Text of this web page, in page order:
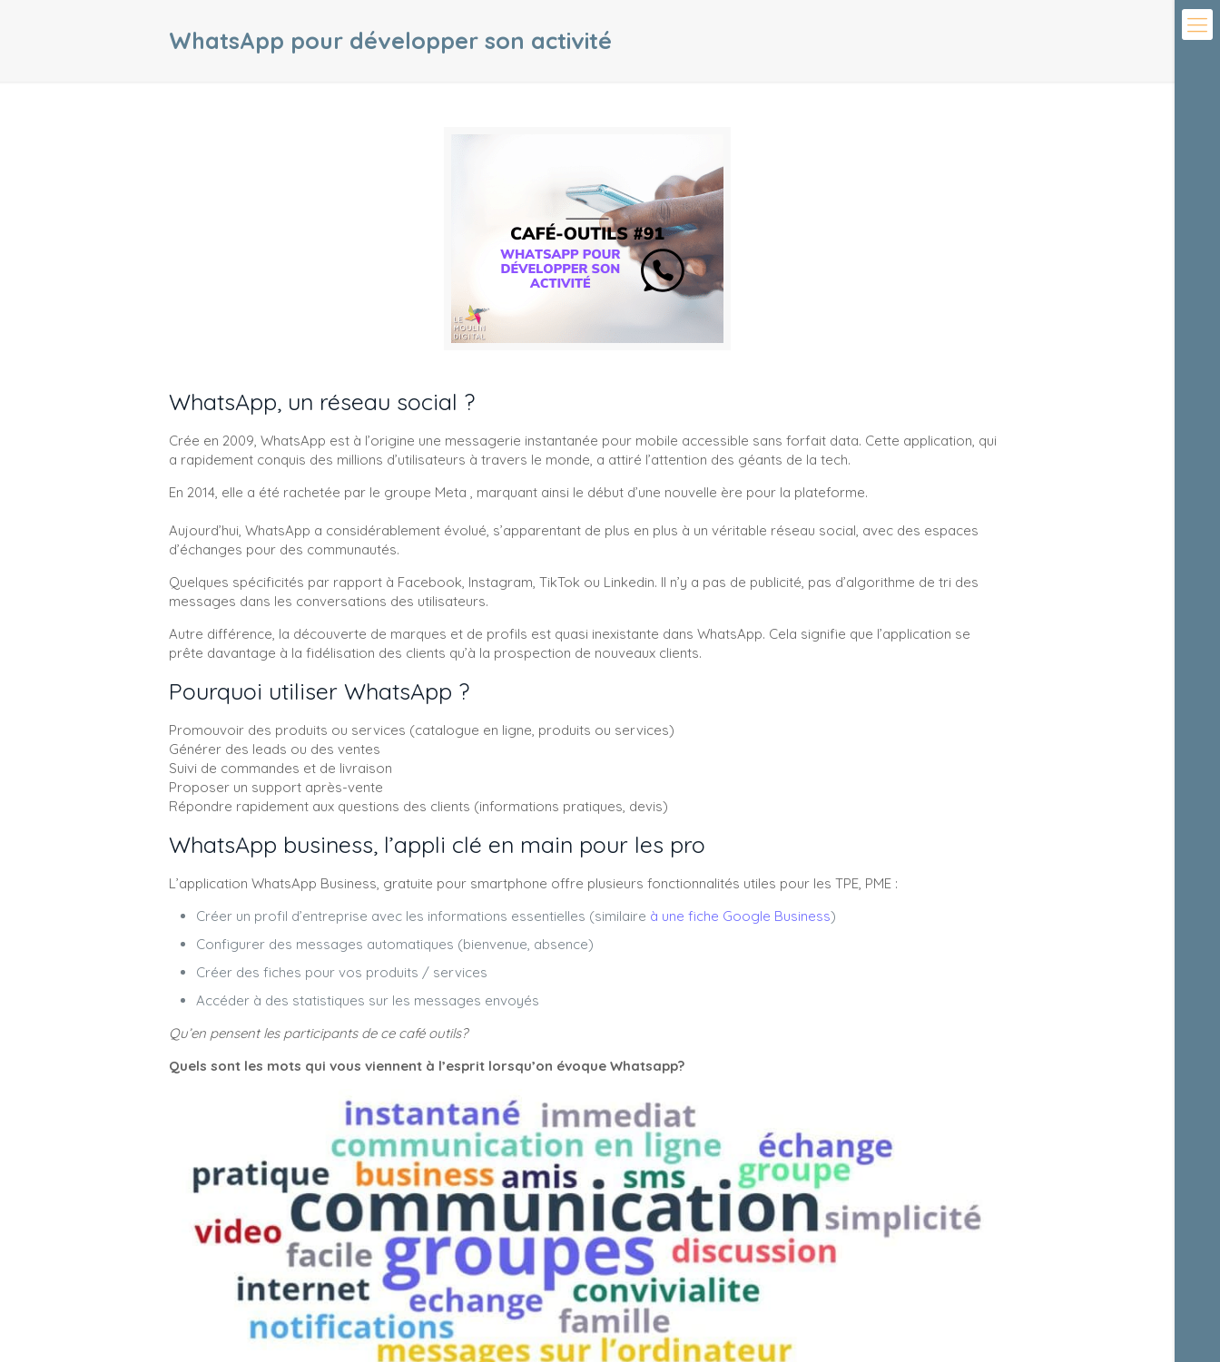
WhatsApp pour développer son activité
WhatsApp, un réseau social ?
Crée en 2009, WhatsApp est à l’origine une messagerie instantanée pour mobile accessible sans forfait data. Cette application, qui
a rapidement conquis des millions d’utilisateurs à travers le monde, a attiré l’attention des géants de la tech.
En 2014, elle a été rachetée par le groupe Meta , marquant ainsi le début d’une nouvelle ère pour la plateforme.
Aujourd’hui, WhatsApp a considérablement évolué, s’apparentant de plus en plus à un véritable réseau social, avec des espaces
d’échanges pour des communautés.
Quelques spécificités par rapport à Facebook, Instagram, TikTok ou Linkedin. Il n’y a pas de publicité, pas d’algorithme de tri des
messages dans les conversations des utilisateurs.
Autre différence, la découverte de marques et de profils est quasi inexistante dans WhatsApp. Cela signifie que l’application se
prête davantage à la fidélisation des clients qu’à la prospection de nouveaux clients.
Pourquoi utiliser WhatsApp ?
Promouvoir des produits ou services (catalogue en ligne, produits ou services)
Générer des leads ou des ventes
Suivi de commandes et de livraison
Proposer un support après-vente
Répondre rapidement aux questions des clients (informations pratiques, devis)
WhatsApp business, l’appli clé en main pour les pro
L’application WhatsApp Business, gratuite pour smartphone offre plusieurs fonctionnalités utiles pour les TPE, PME :
Créer un profil d’entreprise avec les informations essentielles (similaire à une fiche Google Business)
Configurer des messages automatiques (bienvenue, absence)
Créer des fiches pour vos produits / services
Accéder à des statistiques sur les messages envoyés
Qu’en pensent les participants de ce café outils?
Quels sont les mots qui vous viennent à l’esprit lorsqu’on évoque Whatsapp?